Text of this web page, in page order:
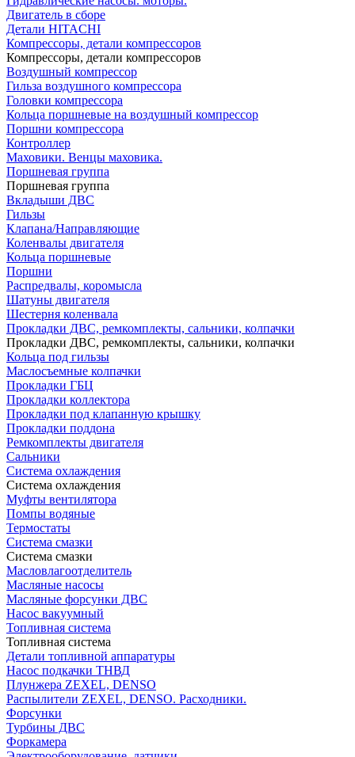
Двигатель в сборе
Детали HITACHI
Компрессоры, детали компрессоров
Компрессоры, детали компрессоров
Воздушный компрессор
Гильза воздушного компрессора
Головки компрессора
Кольца поршневые на воздушный компрессор
Поршни компрессора
Контроллер
Маховики. Венцы маховика.
Поршневая группа
Поршневая группа
Вкладыши ДВС
Гильзы
Клапана/Направляющие
Коленвалы двигателя
Кольца поршневые
Поршни
Распредвалы, коромысла
Шатуны двигателя
Шестерня коленвала
Прокладки ДВС, ремкомплекты, сальники, колпачки
Прокладки ДВС, ремкомплекты, сальники, колпачки
Кольца под гильзы
Маслосъемные колпачки
Прокладки ГБЦ
Прокладки коллектора
Прокладки под клапанную крышку
Прокладки поддона
Ремкомплекты двигателя
Сальники
Система охлаждения
Система охлаждения
Муфты вентилятора
Помпы водяные
Термостаты
Система смазки
Система смазки
Масловлагоотделитель
Масляные насосы
Масляные форсунки ДВС
Насос вакуумный
Топливная система
Топливная система
Детали топливной аппаратуры
Насос подкачки ТНВД
Плунжера ZEXEL, DENSO
Распылители ZEXEL, DENSO. Расходники.
Форсунки
Турбины ДВС
Форкамера